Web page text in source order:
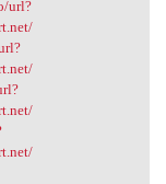
url?